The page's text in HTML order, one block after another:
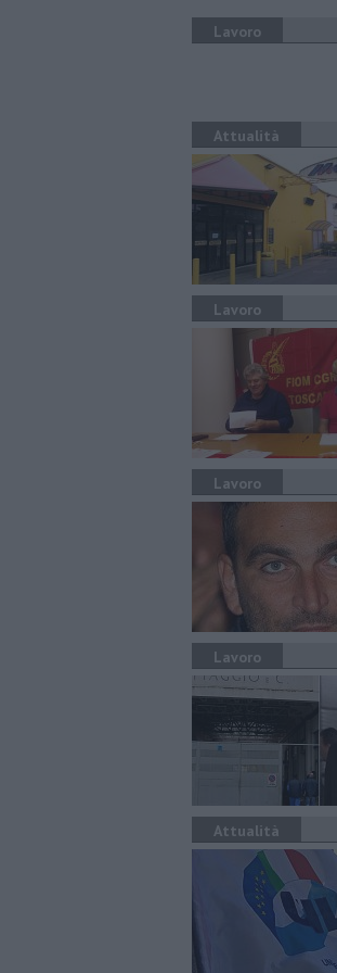
Lavoro
Attualità
Lavoro
Lavoro
Lavoro
Attualità